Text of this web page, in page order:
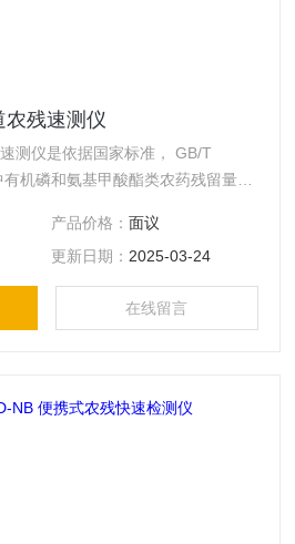
农残速测仪
测仪是依据国家标准， GB/T
机磷和氨基甲酸酯类农药残留量的
法》的要求而设计，可检测蔬菜、
壤中有机磷和氨基甲酸酯类农药残
通道），速度快，检测成本低等特
测中心、工商部门、生产基地
产品价格： 面议
更新日期： 2025-03-24
在线留言